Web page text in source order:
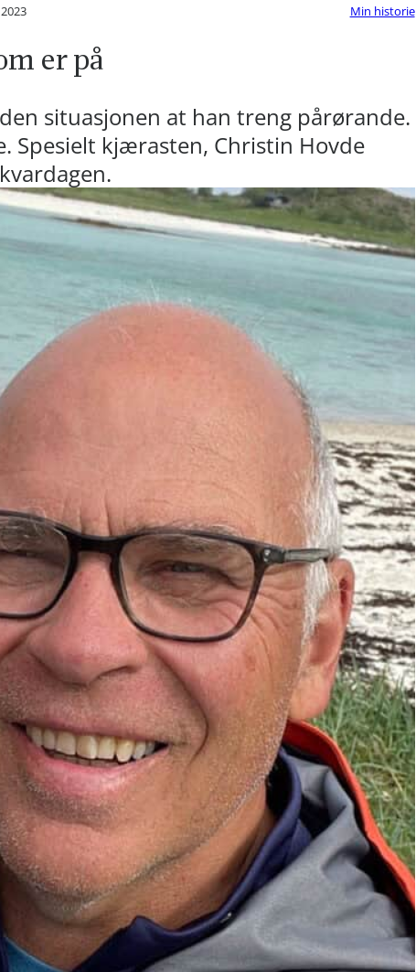
Min historie
er på
situasjonen at han treng pårørande.
Spesielt kjærasten, Christin Hovde